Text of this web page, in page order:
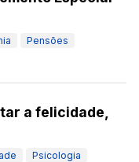
Pensões
a felicidade,
Psicologia